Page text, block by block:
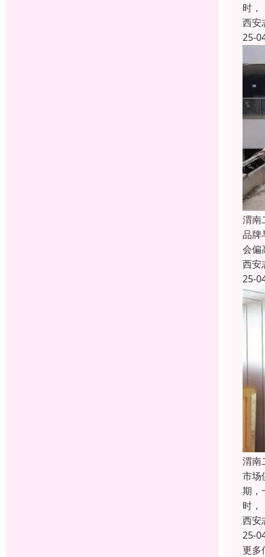
时，
西安
25-
渭南
品牌
会偏
西安
25-
渭南
市场
期，
时，
西安
25-
更多